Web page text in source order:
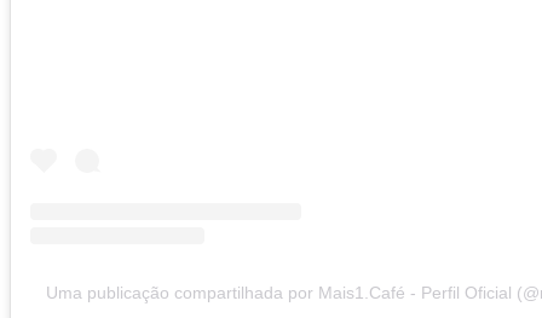
Uma publicação compartilhada por Mais1.Café - Perfil Oficial